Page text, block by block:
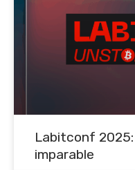
Labitconf
imparable